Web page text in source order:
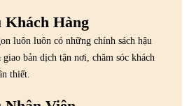
Khách Hàng
luôn luôn có những chính sách hậu
bản dịch tận nơi, chăm sóc khách
thiết.